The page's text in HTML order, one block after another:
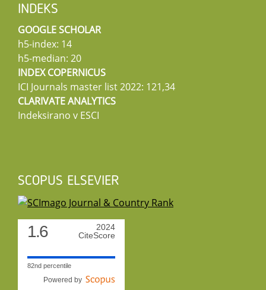
INDEKS
GOOGLE SCHOLAR
h5-index: 14
h5-median: 20
INDEX COPERNICUS
ICI Journals master list 2022: 121,34
CLARIVATE ANALYTICS
Indeksirano v ESCI
SCOPUS ELSEVIER
1.6
2024
CiteScore
82nd percentile
Powered by